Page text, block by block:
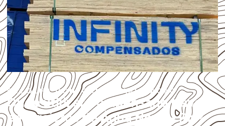
ESCOLHA CONFORME A APLICAÇÃO
Onde utilizar Compensado Naval
em projetos de Água Nova – RN?